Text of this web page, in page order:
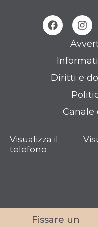
Diritti e
Canale
Visualizza il
telefono
Fissare un